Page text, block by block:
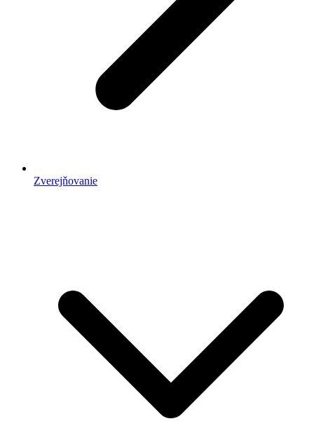
Zverejňovanie